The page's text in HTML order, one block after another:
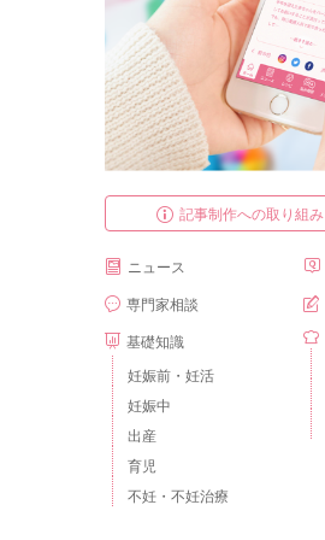
記事制作への取り組み
ニュース
専門家相談
基礎知識
妊娠前・妊活
妊娠中
出産
育児
不妊・不妊治療